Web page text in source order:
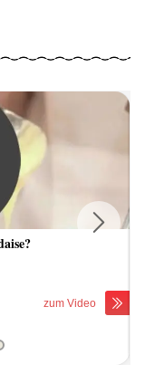
zum Video